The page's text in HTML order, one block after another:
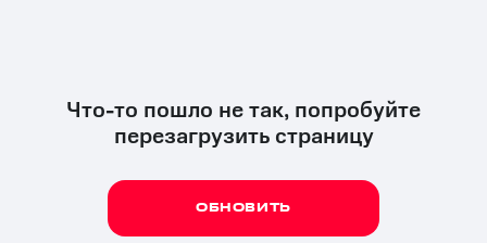
Что-то пошло не так, попробуйте
перезагрузить страницу
ОБНОВИТЬ